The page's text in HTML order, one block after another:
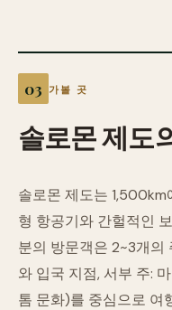
가볼 곳
솔로몬제도
솔로몬 제도는 1,500km
형 항공기와 간헐적인
분의 방문객은 2~3개의
와 입국 지점, 서부 주:
톰 문화)를 중심으로 여